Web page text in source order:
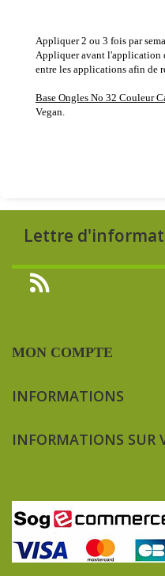
Appliquer 2 ou 3 fois par
Appliquer avant l'application
entre les applications afin de
Base Ongles No 32 Couleur
Vegan.
Lettre
MON COMPTE
INFORMATIONS
INFORMATIONS SUR